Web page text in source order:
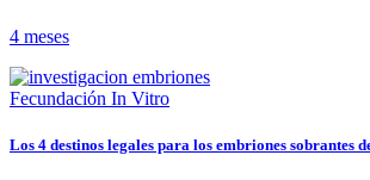
4 meses
Fecundación In Vitro
Los 4 destinos legales para los embriones sobrantes